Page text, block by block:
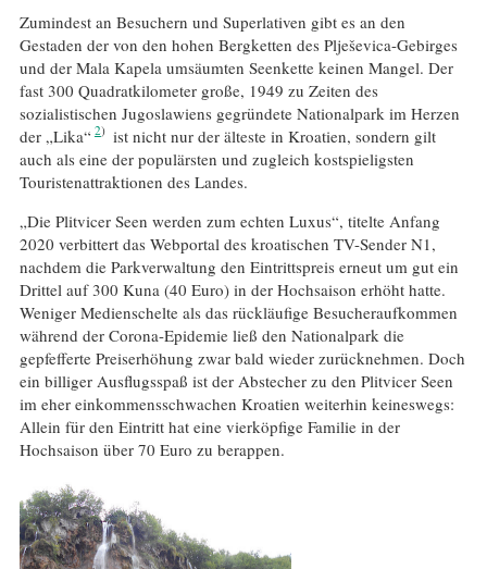
Zumindest an Besuchern und Superlativen gibt es an den
Gestaden der von den hohen Bergketten des Plješevica-Gebirges
und der Mala Kapela umsäumten Seenkette keinen Mangel. Der
fast 300 Quadratkilometer große, 1949 zu Zeiten des
sozialistischen Jugoslawiens gegründete Nationalpark im Herzen
der „Lika“ 2
ist nicht nur der älteste in Kroatien, sondern gilt
auch als eine der populärsten und zugleich kostspieligsten
Touristenattraktionen des Landes.
„Die Plitvicer Seen werden zum echten Luxus“, titelte Anfang
2020 verbittert das Webportal des kroatischen TV-Sender N1,
nachdem die Parkverwaltung den Eintrittspreis erneut um gut ein
Drittel auf 300 Kuna (40 Euro) in der Hochsaison erhöht hatte.
Weniger Medienschelte als das rückläufige Besucheraufkommen
während der Corona-Epidemie ließ den Nationalpark die
gepfefferte Preiserhöhung zwar bald wieder zurücknehmen. Doch
ein billiger Ausflugsspaß ist der Abstecher zu den Plitvicer Seen
im eher einkommensschwachen Kroatien weiterhin keineswegs:
Allein für den Eintritt hat eine vierköpfige Familie in der
Hochsaison über 70 Euro zu berappen.